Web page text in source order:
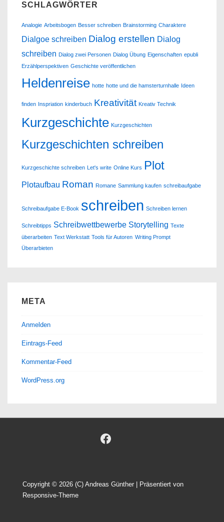
SCHLAGWÖRTER
Analogie Arbeitsbogen Besser schreiben Brainstorming Charaktere
Dialgoe schreiben Dialog erstellen Dialog
schreiben Dialog zwei Personen Dialog Übung Eigenschaften epubli
Erzählperspektiven Geschichte veröffentlichen
Heldenreise hotte hotte und die hamsterturnhalle Ideen
finden Inspriation kinderbuch Kreativität Kreativ Technik
Kurzgeschichte Kurzgeschichten
Kurzgeschichten schreiben
Kurzgeschichte schreiben Let's write Online Kurs Plot
Plotaufbau Roman Romane Sammlung kaufen schreibaufgabe
Schreibaufgabe E-Book schreiben Schreiben lernen
Schreibtipps Schreibwettbewerbe Storytelling Texte
überarbeiten Text Werkstatt Tools für Autoren Writing Prompt
Überarbieten
META
Anmelden
Eintrags-Feed
Kommentar-Feed
WordPress.org
Copyright © 2026 (C) Andreas Günther
| Präsentiert von
Responsive-Theme